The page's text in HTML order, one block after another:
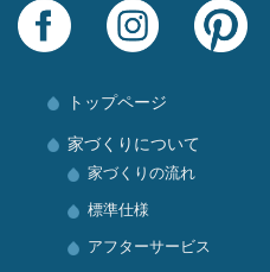
トップページ
家づくりについて
家づくりの流れ
標準仕様
アフターサービス